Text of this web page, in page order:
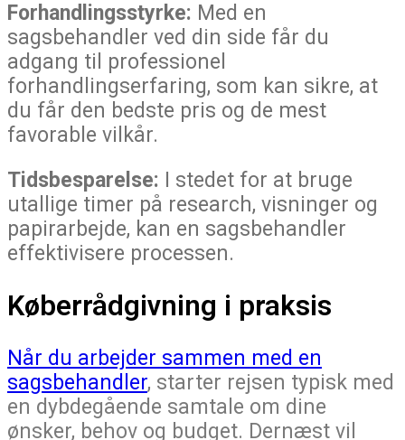
Forhandlingsstyrke: Med en
sagsbehandler ved din side får du
adgang til professionel
forhandlingserfaring, som kan sikre, at
du får den bedste pris og de mest
favorable vilkår.
Tidsbesparelse: I stedet for at bruge
utallige timer på research, visninger og
papirarbejde, kan en sagsbehandler
effektivisere processen.
Køberrådgivning i praksis
Når du arbejder sammen med en
sagsbehandler, starter rejsen typisk med
en dybdegående samtale om dine
ønsker, behov og budget. Dernæst vil